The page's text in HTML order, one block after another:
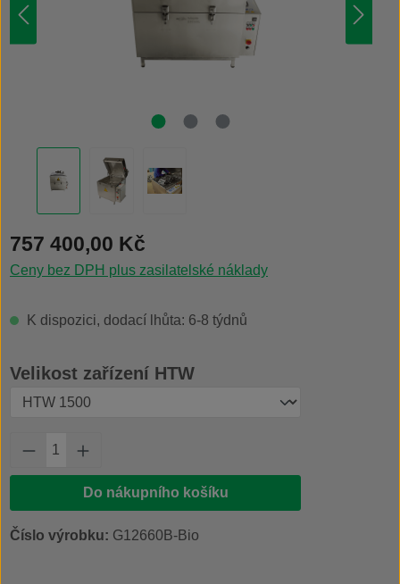
Běžná cena:
757 400,00 Kč
Ceny bez DPH plus zasilatelské náklady
K dispozici, dodací lhůta: 6-8 týdnů
Vyberte
Velikost zařízení HTW
Množství produktu: Zadejte požadované
Do nákupního košíku
Číslo výrobku: G12660B-Bio